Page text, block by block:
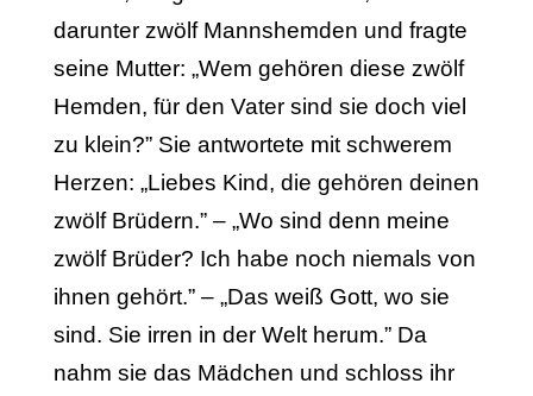
darunter zwölf Mannshemden und fragte
seine Mutter: „Wem gehören diese zwölf
Hemden, für den Vater sind sie doch viel
zu klein?” Sie antwortete mit schwerem
Herzen: „Liebes Kind, die gehören deinen
zwölf Brüdern.” – „Wo sind denn meine
zwölf Brüder? Ich habe noch nie­mals von
ihnen gehört.” – „Das weiß Gott, wo sie
sind. Sie irren in der Welt her­um.” Da
nahm sie das Mädchen und schloss ihr